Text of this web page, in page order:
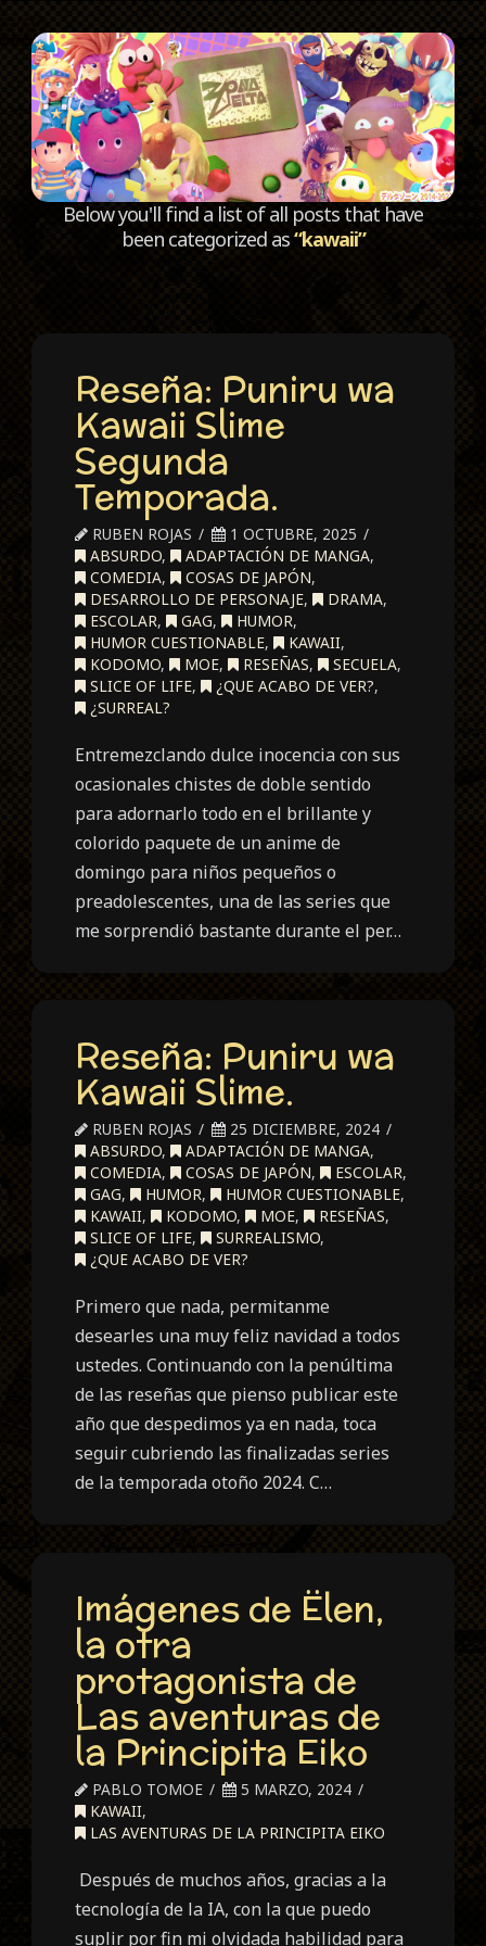
Below you'll find a list of all posts that have
been categorized as“kawaii”
Reseña: Puniru wa
Kawaii Slime
Segunda
Temporada.
RUBEN ROJAS
1 OCTUBRE, 2025
ABSURDO, ADAPTACIÓN DE MANGA,
COMEDIA, COSAS DE JAPÓN,
DESARROLLO DE PERSONAJE, DRAMA,
ESCOLAR, GAG, HUMOR,
HUMOR CUESTIONABLE, KAWAII,
KODOMO, MOE, RESEÑAS, SECUELA,
SLICE OF LIFE, ¿QUE ACABO DE VER?,
¿SURREAL?
Entremezclando dulce inocencia con sus
ocasionales chistes de doble sentido
para adornarlo todo en el brillante y
colorido paquete de un anime de
domingo para niños pequeños o
preadolescentes, una de las series que
me sorprendió bastante durante el per…
Reseña: Puniru wa
Kawaii Slime.
RUBEN ROJAS
25 DICIEMBRE, 2024
ABSURDO, ADAPTACIÓN DE MANGA,
COMEDIA, COSAS DE JAPÓN, ESCOLAR,
GAG, HUMOR, HUMOR CUESTIONABLE,
KAWAII, KODOMO, MOE, RESEÑAS,
SLICE OF LIFE, SURREALISMO,
¿QUE ACABO DE VER?
Primero que nada, permitanme
desearles una muy feliz navidad a todos
ustedes. Continuando con la penúltima
de las reseñas que pienso publicar este
año que despedimos ya en nada, toca
seguir cubriendo las finalizadas series
de la temporada otoño 2024. C…
Imágenes de Ëlen,
la otra
protagonista de
Las aventuras de
la Principita Eiko
PABLO TOMOE
5 MARZO, 2024
KAWAII,
LAS AVENTURAS DE LA PRINCIPITA EIKO
Después de muchos años, gracias a la
tecnología de la IA, con la que puedo
suplir por fin mi olvidada habilidad para